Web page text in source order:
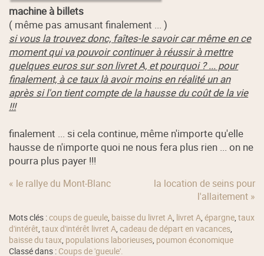
machine à billets
( même pas amusant finalement ... )
si vous la trouvez donc, faîtes-le savoir car même en ce
moment qui va pouvoir continuer à réussir à mettre
quelques euros sur son livret A, et pourquoi ? ... pour
finalement, à ce taux là avoir moins en réalité un an
après si l'on tient compte de la hausse du coût de la vie
!!!
finalement ... si cela continue, même n'importe qu'elle
hausse de n'importe quoi ne nous fera plus rien ... on ne
pourra plus payer !!!
« le rallye du Mont-Blanc
la location de seins pour
l'allaitement »
Mots clés :coups de gueule, baisse du livret A, livret A,épargne,taux
d'intérêt,taux d'intérêt livret A,cadeau de départ en vacances,
baisse du taux, populations laborieuses, poumon économique
Classé dans : Coups de 'gueule'.